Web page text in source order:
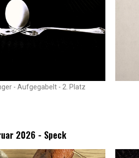
- Aufgegabelt - 2. Platz
2026 - Speck